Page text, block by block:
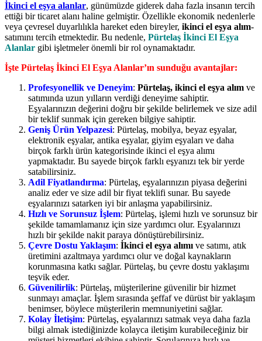
İkinci el eşya alanlar, günümüzde giderek daha fazla insanın tercih
ettiği bir ticaret alanı haline gelmiştir. Özellikle ekonomik nedenlerle
veya çevresel duyarlılıkla hareket eden bireyler, ikinci el eşya alım-
satımını tercih etmektedir. Bu nedenle, Pürtelaş İkinci El Eşya
Alanlar gibi işletmeler önemli bir rol oynamaktadır.
İşte Pürtelaş İkinci El Eşya Alanlar’ın sunduğu avantajlar:
Profesyonellik ve Deneyim: Pürtelaş, ikinci el eşya alım ve
satımında uzun yılların verdiği deneyime sahiptir.
Eşyalarınızın değerini doğru bir şekilde belirlemek ve size adil
bir teklif sunmak için gereken bilgiye sahiptir.
Geniş Ürün Yelpazesi: Pürtelaş, mobilya, beyaz eşyalar,
elektronik eşyalar, antika eşyalar, giyim eşyaları ve daha
birçok farklı ürün kategorisinde ikinci el eşya alımı
yapmaktadır. Bu sayede birçok farklı eşyanızı tek bir yerde
satabilirsiniz.
Adil Fiyatlandırma: Pürtelaş, eşyalarınızın piyasa değerini
analiz eder ve size adil bir fiyat teklifi sunar. Bu sayede
eşyalarınızı satarken iyi bir anlaşma yapabilirsiniz.
Hızlı ve Sorunsuz İşlem: Pürtelaş, işlemi hızlı ve sorunsuz bir
şekilde tamamlamanız için size yardımcı olur. Eşyalarınızı
hızlı bir şekilde nakit paraya dönüştürebilirsiniz.
Çevre Dostu Yaklaşım: İkinci el eşya alımı ve satımı, atık
üretimini azaltmaya yardımcı olur ve doğal kaynakların
korunmasına katkı sağlar. Pürtelaş, bu çevre dostu yaklaşımı
teşvik eder.
Güvenilirlik: Pürtelaş, müşterilerine güvenilir bir hizmet
sunmayı amaçlar. İşlem sırasında şeffaf ve dürüst bir yaklaşım
benimser, böylece müşterilerin memnuniyetini sağlar.
Kolay İletişim: Pürtelaş, eşyalarınızı satmak veya daha fazla
bilgi almak istediğinizde kolayca iletişim kurabileceğiniz bir